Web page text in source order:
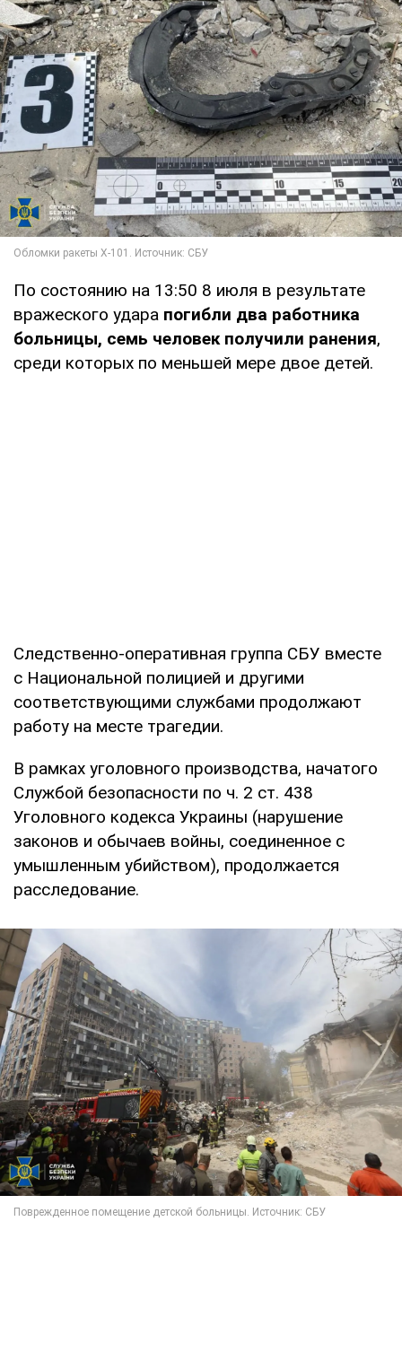
По состоянию на 13:50 8 июля в результате
вражеского удара погибли два работника
больницы, семь человек получили ранения,
среди которых по меньшей мере двое детей.
Следственно-оперативная группа СБУ вместе
с Национальной полицией и другими
соответствующими службами продолжают
работу на месте трагедии.
В рамках уголовного производства, начатого
Службой безопасности по ч. 2 ст. 438
Уголовного кодекса Украины (нарушение
законов и обычаев войны, соединенное с
умышленным убийством), продолжается
расследование.